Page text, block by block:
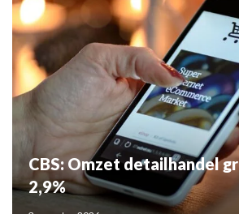
CBS: Omzet detailhandel
2,9%